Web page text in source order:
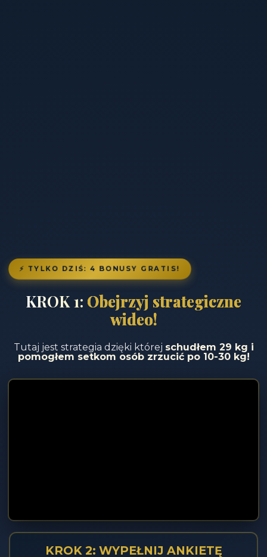
⚡ TYLKO DZIŚ: 4 BONUSY GRATIS!
KROK 1: Obejrzyj strategiczne
wideo!
Tutaj jest strategia dzięki której schudłem 29 kg i
pomogłem setkom osób zrzucić po 10-30 kg!
KROK 2: WYPEŁNIJ ANKIETĘ